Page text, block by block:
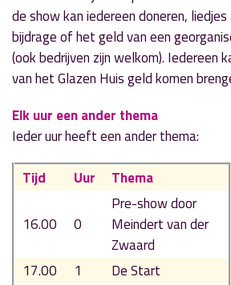
de show kan iedereen doneren,
bijdrage of het geld van een
(ook bedrijven zijn welkom). Iedereen
van het Glazen Huis geld komen
Elk uur een ander thema
Ieder uur heeft een ander thema:
Tijd
Uur Thema
16.00 0
Pre-show door
Meindert van der
Zwaard
17.00
1
De Start